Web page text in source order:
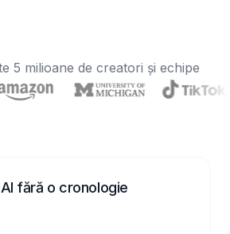
5 milioane de creatori și echipe
fără o cronologie